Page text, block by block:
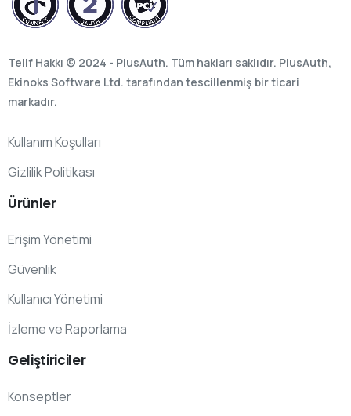
Telif Hakkı © 2024 - PlusAuth. Tüm hakları saklıdır. PlusAuth,
Ekinoks Software Ltd. tarafından tescillenmiş bir ticari
markadır.
Kullanım Koşulları
Gizlilik Politikası
Ürünler
Erişim Yönetimi
Güvenlik
Kullanıcı Yönetimi
İzleme ve Raporlama
Geliştiriciler
Konseptler